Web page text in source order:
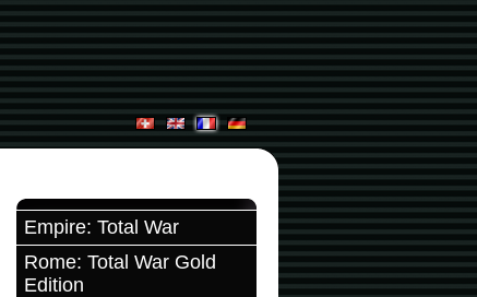
Empire: Total War
Rome: Total War Gold
Edition